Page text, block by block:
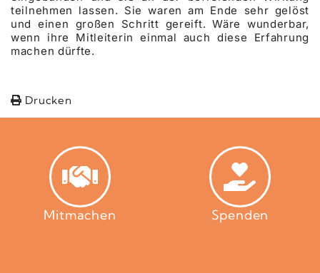
teilnehmen lassen. Sie waren am Ende sehr gelöst
und einen großen Schritt gereift. Wäre wunderbar,
wenn ihre Mitleiterin einmal auch diese Erfahrung
machen dürfte.
Drucken
Mitmachen Spenden